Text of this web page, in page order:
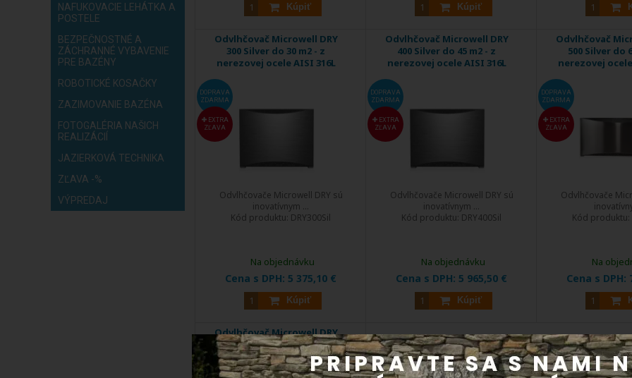
NAFUKOVACIE LEHÁTKA A
POSTELE
BEZPEČNOSTNÉ A
ZÁCHRANNÉ VYBAVENIE
PRE BAZÉNY
ROBOTICKÉ KOSAČKY
ZAZIMOVANIE BAZÉNA
FOTOGALÉRIA NAŠICH
REALIZÁCIÍ
JAZIERKOVÁ TECHNIKA
ZĽAVA -%
VÝPREDAJ
Kúpiť Kúpiť
Odvlhčovač Microwell DRY
300 Silver do 30 m2 - z
nerezovej ocele AISI 316L
DOPRAVA
ZDARMA
EXTRA
ZĽAVA
Odvlhčovače Microwell DRY sú
inovatívnym ...
Kód produktu: DRY300Sil
Cena s DPH: 5 375,10 €
Kúpiť
Na objednávku
Odvlhčovač Microwell DRY
400 Silver do 45 m2 - z
nerezovej ocele AISI 316L
DOPRAVA
ZDARMA
EXTRA
ZĽAVA
Odvlhčovače Microwell DRY sú
inovatívnym ...
Kód produktu: DRY400Sil
Cena s DPH: 5 965,50 €
Kúpiť
Na objednávku
Odvlhčovač
500 Silver do
nerezovej
DOPRAVA
ZDARMA
EXTRA
ZĽAVA
Odvlhčovače
Kód produktu:
Cena s DPH:
Na
Odvlhčovač Microwell DRY
1200 Wave do 120 m2 -
plastový